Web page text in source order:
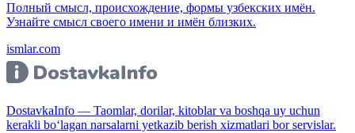
Полный смысл, происхождение, формы узбекских имён.
Узнайте смысл своего имени и имён близких.
ismlar.com
DostavkaInfo — Taomlar, dorilar, kitoblar va boshqa uy uchun
kerakli bo‘lagan narsalarni yetkazib berish xizmatlari bor servislar.